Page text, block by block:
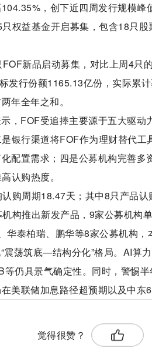
，创下近四周发行规模峰值
权益基金开启募集，包含18只
新品启动募集，对比上周4只
发行份额1165.13亿份，实际累
年全年之和。
，FOF受追捧主要源于五大驱动
银行渠道将FOF作为理财替代
配置需求；四是公募机构完善多
认购热度。
购周期18.47天；其中8只产品认
构推出新发产品，9家公募机构
华泰柏瑞、鹏华等8家公募机构，
荡筑底—结构分化”格局。AI算
仍具景气确定性。同时，警惕
美联储加息路径超预期以及中东
觉得很赞？